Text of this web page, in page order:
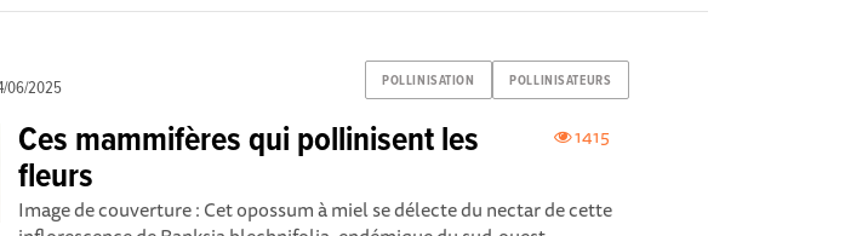
POLLINISATION POLLINISATEURS
06/2025
1415
Ces mammifères qui pollinisent les
fleurs
Image de couverture : Cet opossum à miel se délecte du nectar de cette